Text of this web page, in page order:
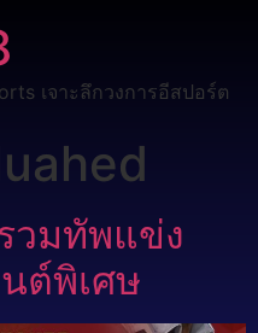
เจาะลึกวงการอีสปอร์ต
วมทัพแข่ง
ต์พิเศษ